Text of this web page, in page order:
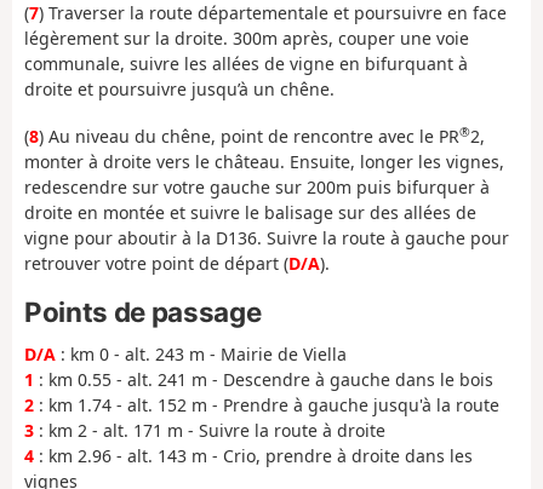
(7) Traverser la route départementale et poursuivre en face
légèrement sur la droite. 300m après, couper une voie
communale, suivre les allées de vigne en bifurquant à
droite et poursuivre jusqu’à un chêne.
(8) Au niveau du chêne, point de rencontre avec le PR®2,
monter à droite vers le château. Ensuite, longer les vignes,
redescendre sur votre gauche sur 200m puis bifurquer à
droite en montée et suivre le balisage sur des allées de
vigne pour aboutir à la D136. Suivre la route à gauche pour
retrouver votre point de départ (D/A).
Points de passage
D/A : km 0 - alt. 243 m - Mairie de Viella
1 : km 0.55 - alt. 241 m - Descendre à gauche dans le bois
2 : km 1.74 - alt. 152 m - Prendre à gauche jusqu'à la route
3 : km 2 - alt. 171 m - Suivre la route à droite
4 : km 2.96 - alt. 143 m - Crio, prendre à droite dans les
vignes